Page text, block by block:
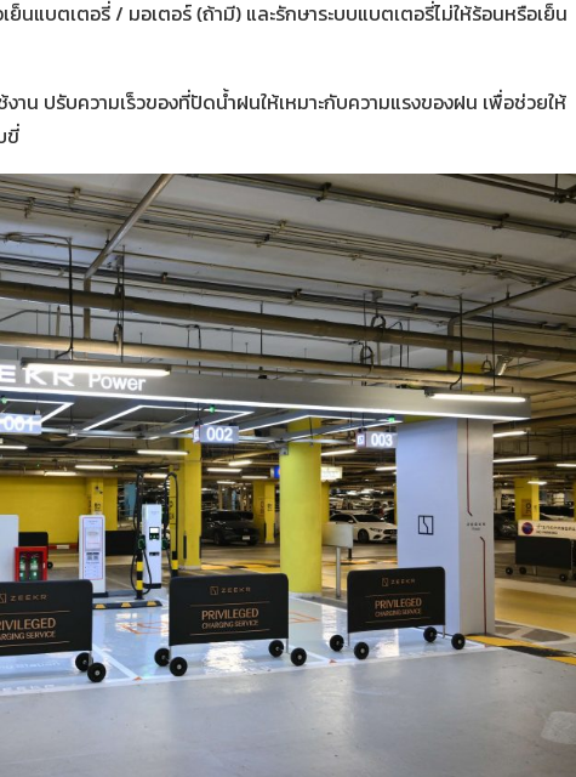
ย็นแบตเตอรี่ / มอเตอร์ (ถ้ามี) และรักษาระบบแบตเตอรี่ไม่ให้ร้อนหรือเย็น
าน ปรับความเร็วของที่ปัดน้ำฝนให้เหมาะกับความแรงของฝน เพื่อช่วยให้
ขี่